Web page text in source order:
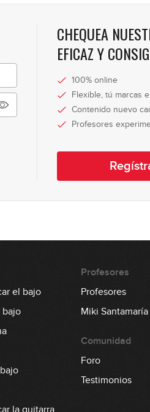
CHEQUEA
EFICAZ Y
100% online
Flexible, tú marcas
Contenido nuevo
Profesores
el bajo
bajo
Profesores
Profesores
Miki Santamaría
Comunidad
Foro
Testimonios